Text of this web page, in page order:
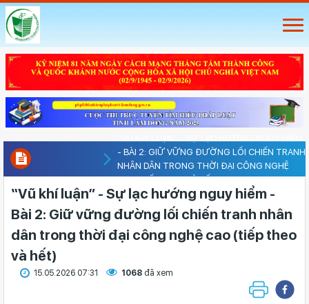
- BÀI 2: GIỮ VỮNG ĐƯỜNG LỐI CHIẾN TRANH
NHÂN DÂN TRONG THỜI ĐẠI CÔNG NGHỆ
CAO (TIẾP THEO VÀ HẾT)
“Vũ khí luận” - Sự lạc hướng nguy hiểm -
Bài 2: Giữ vững đường lối chiến tranh nhân
dân trong thời đại công nghệ cao (tiếp theo
và hết)
15.05.2026 07:31 1068 đã xem